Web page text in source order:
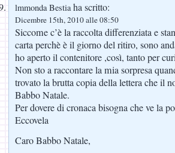
lmmonda Bestiaha scritto:
Dicembre 15th, 2010 alle 08:50
Siccome c’è la raccolta differenziata e
carta perchè è il giorno del ritiro, sono
ho aperto il contenitore ,così, tanto per
Non sto a raccontare la mia sorpresa
trovato la brutta copia della lettera che il
Babbo Natale.
Per dovere di cronaca bisogna che ve la
Eccovela
Caro Babbo Natale,